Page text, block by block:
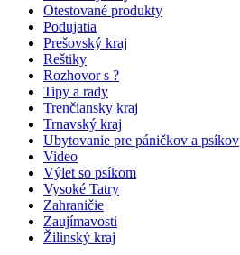
Otestované produkty
Podujatia
Prešovský kraj
Reštiky
Rozhovor s ?
Tipy a rady
Trenčiansky kraj
Trnavský kraj
Ubytovanie pre páničkov a psíkov
Video
Výlet so psíkom
Vysoké Tatry
Zahraničie
Zaujímavosti
Žilinský kraj